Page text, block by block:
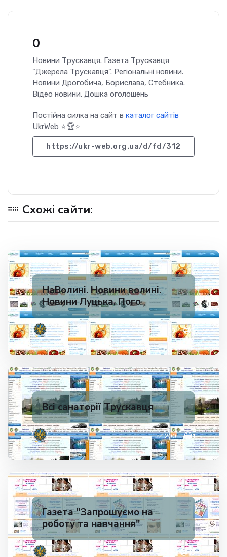
0
Новини Трускавця. Газета Трускавця
"Джерела Трускавця". Регіональні новини.
Новини Дрогобича, Борислава, Стебника.
Відео новини. Дошка оголошень
Постійна силка на сайт в каталог сайтів
UkrWeb ⭐🏆⭐
https://ukr-web.org.ua/d/fd/312
Схожі сайти:
НаВолині. Новини волині.
Новини Луцька. Пого
✅ 200 3
Всі санаторії Трускавця
✅ 200 1
Газета "Запрошуємо на
роботу та навчання"
✅ 200 13